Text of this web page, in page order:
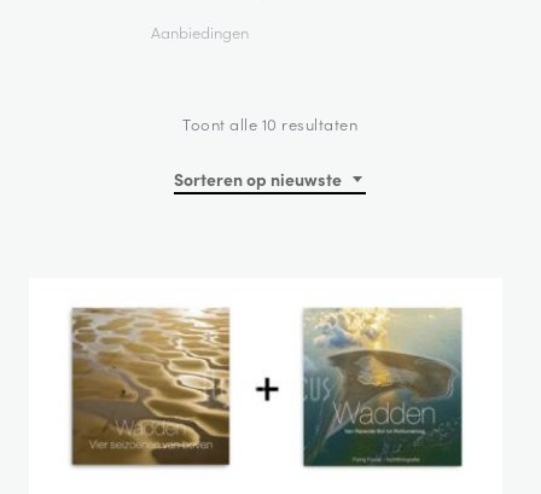
Sorteren op nieuwste
Toont alle 10 resultatenGesorteerd
Aanbiedingen